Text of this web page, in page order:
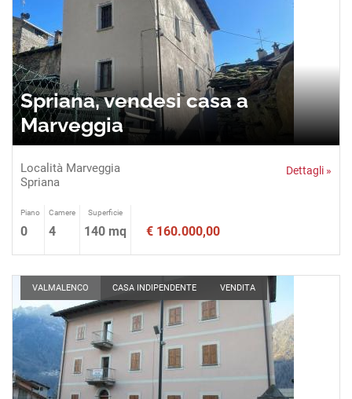
Spriana, vendesi casa a
Marveggia
Località Marveggia
Spriana
Dettagli »
Piano
0
Camere
4
Superficie
140 mq € 160.000,00
VALMALENCO CASA INDIPENDENTE VENDITA